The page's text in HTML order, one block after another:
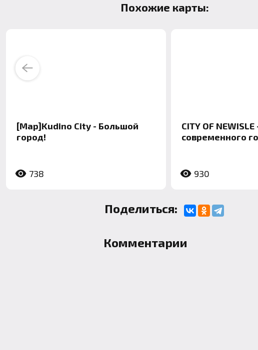
Похожие карты:
[Map]Kudino City - Большой
город!
738
CITY OF
современного
930
Previous
Поделиться:
Комментарии